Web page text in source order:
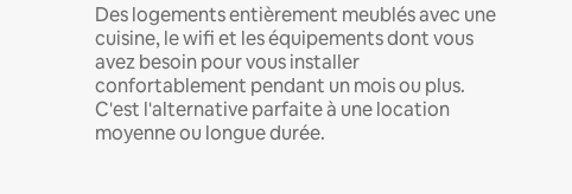
Des logements entièrement meublés avec une
cuisine, le wifi et les équipements dont vous
avez besoin pour vous installer
confortablement pendant un mois ou plus.
C'est l'alternative parfaite à une location
moyenne ou longue durée.